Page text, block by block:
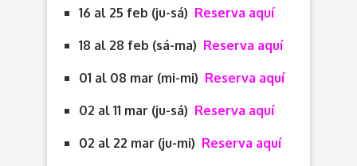
16 al 25 feb (ju-sá) Reserva aquí
18 al 28 feb (sá-ma) Reserva aquí
01 al 08 mar (mi-mi) Reserva aquí
02 al 11 mar (ju-sá) Reserva aquí
02 al 22 mar (ju-mi) Reserva aquí